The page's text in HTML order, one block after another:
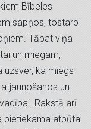
Bībeles
sapņos, tostarp
Tāpat viņa
un miegam,
uzsver, ka miegs
un
Rakstā arī
pietiekama atpūta